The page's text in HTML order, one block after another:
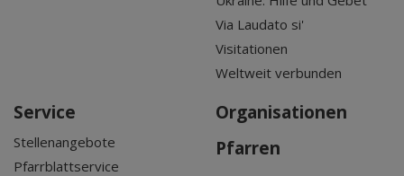
Via Laudato si'
Visitationen
Weltweit verbunden
Service
Stellenangebote
Pfarrblattservice
Organisationen
Pfarren